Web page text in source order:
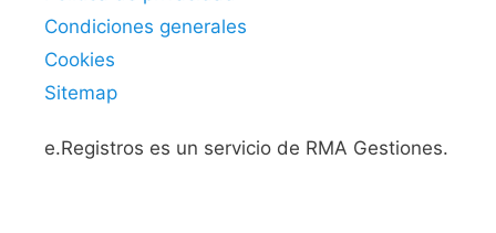
Condiciones generales
Cookies
Sitemap
e.Registros es un servicio de RMA Gestiones.